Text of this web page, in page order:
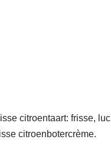
citroentaart: frisse,
citroenbotercrème.